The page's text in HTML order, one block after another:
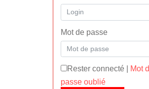
Mot de passe
Rester connecté
Mot
passe oublié